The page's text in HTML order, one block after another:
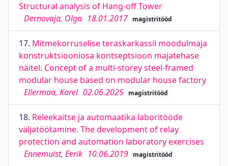
Structural analysis of Hang-off Tower
Dernovaja, Olga 18.01.2017 magistritööd
17. Mitmekorruselise teraskarkassil moodulmaja
konstruktsiooniosa kontseptsioon majatehase
näitel. Concept of a multi-storey steel-framed
modular house based on modular house factory
Ellermaa, Karel 02.06.2025 magistritööd
18. Releekaitse ja automaatika laboritööde
väljatöötamine. The development of relay
protection and automation laboratory exercises
Ennemuist, Eerik 10.06.2019 magistritööd